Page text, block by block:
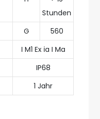
Stunden
G
560
I M1 Ex ia I Ma
IP68
1 Jahr